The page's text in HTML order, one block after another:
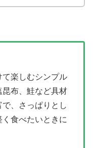
楽しむシンプル
布、鮭など具材
、さっぱりとし
食べたいときに